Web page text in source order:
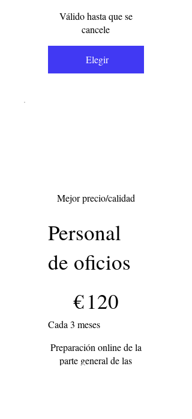
Válido hasta que se
cancele
Elegir
Mejor precio/calidad
Personal
de oficios
€120
Cada 3 meses
Preparación online de la
parte general de las